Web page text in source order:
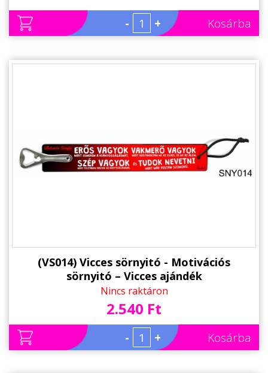
- + Kosárba
(VS014) Vicces sörnyitó - Motivációs
sörnyitó – Vicces ajándék
Nincs raktáron
2.540 Ft
- + Kosárba